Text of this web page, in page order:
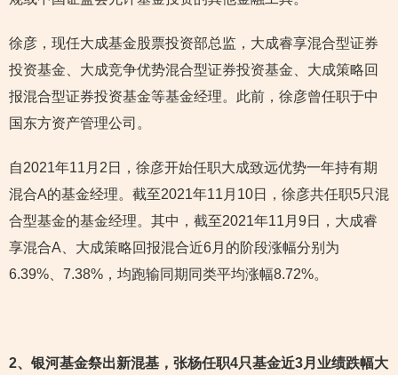
徐彦，现任大成基金股票投资部总监，大成睿享混合型证券
投资基金、大成竞争优势混合型证券投资基金、大成策略回
报混合型证券投资基金等基金经理。此前，徐彦曾任职于中
国东方资产管理公司。
自2021年11月2日，徐彦开始任职大成致远优势一年持有期
混合A的基金经理。截至2021年11月10日，徐彦共任职5只混
合型基金的基金经理。其中，截至2021年11月9日，大成睿
享混合A、大成策略回报混合近6月的阶段涨幅分别为
6.39%、7.38%，均跑输同期同类平均涨幅8.72%。
2、银河基金祭出新混基，张杨任职4只基金近3月业绩跌幅大